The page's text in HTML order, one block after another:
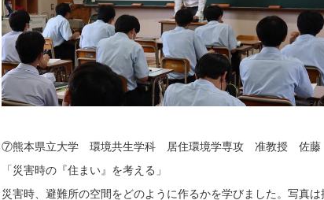
⑦熊本県立大学 環境共生学科 居住環境学専攻 准教授 佐
「災害時の『住まい』を考える」
災害時、避難所の空間をどのように作るかを学びました。写真